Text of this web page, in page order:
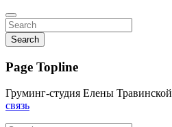
Search
Page Topline
Груминг-студия Елены Травинской
связь